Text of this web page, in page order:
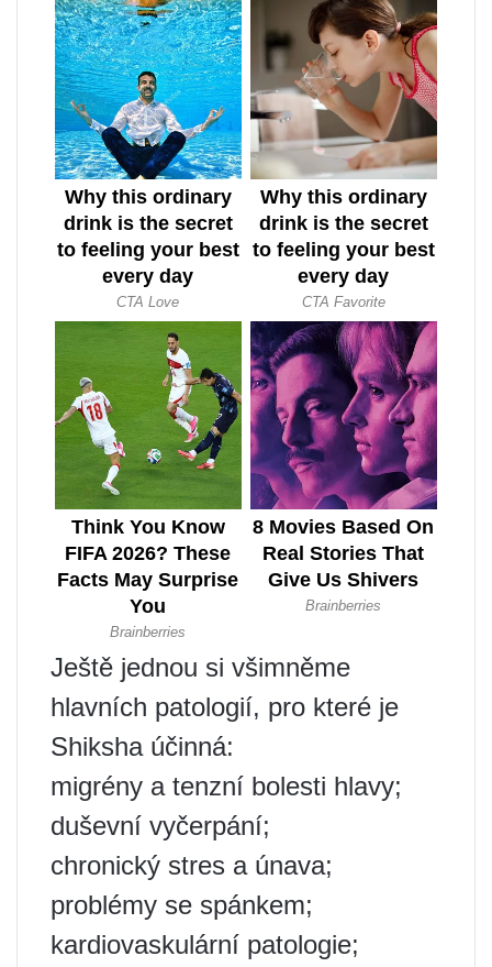
Ještě jednou si všimněme
hlavních patologií, pro které je
Shiksha účinná:
migrény a tenzní bolesti hlavy;
duševní vyčerpání;
chronický stres a únava;
problémy se spánkem;
kardiovaskulární patologie;